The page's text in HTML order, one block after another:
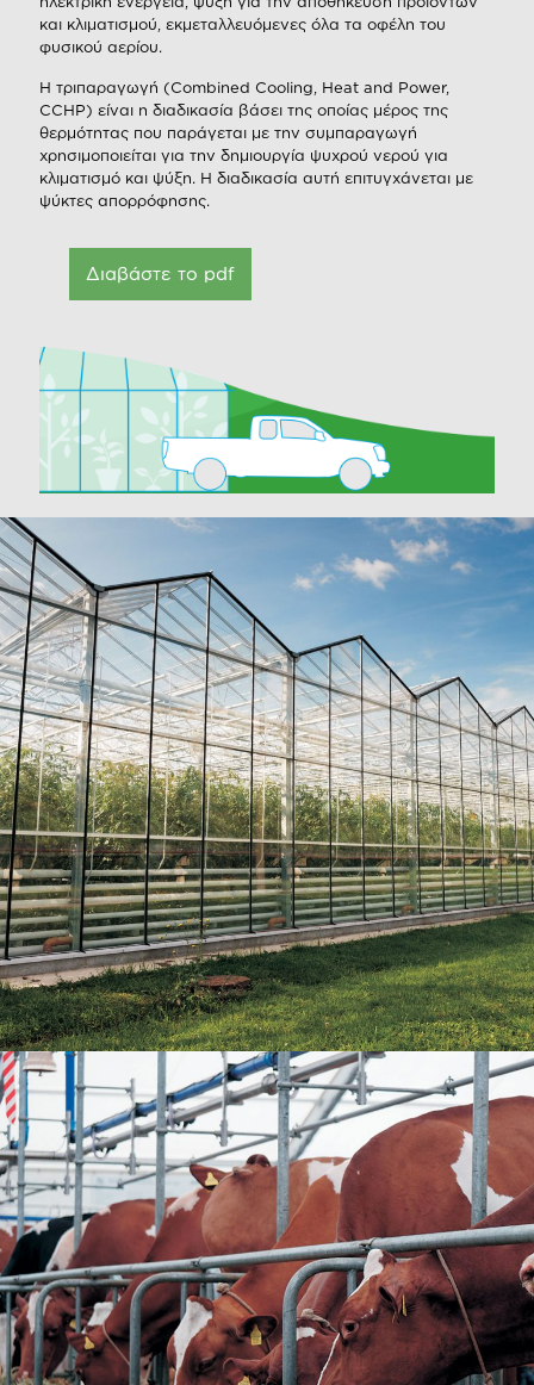
και κλιματισμού, εκμεταλλευόμενες όλα τα οφέλη του
φυσικού αερίου.
Η τριπαραγωγή (Combined Cooling, Heat and Power,
CCHP) είναι η διαδικασία βάσει της οποίας μέρος της
θερμότητας που παράγεται με την συμπαραγωγή
χρησιμοποιείται για την δημιουργία ψυχρού νερού για
κλιματισμό και ψύξη. Η διαδικασία αυτή επιτυγχάνεται με
ψύκτες απορρόφησης.
Διαβάστε το pdf